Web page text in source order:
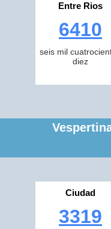
Entre Rios
6410
seis mil
diez
Ciudad
3319